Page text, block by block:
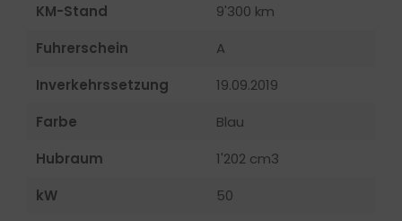
KM-Stand
9'300 km
Fuhrerschein
A
Inverkehrssetzung
19.09.2019
Farbe
Blau
Hubraum
1'202 cm3
kW
50